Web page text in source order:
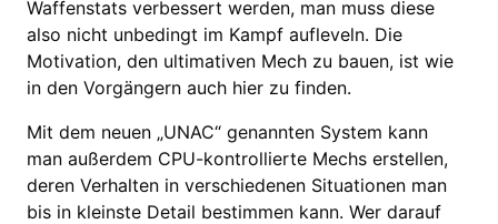
Waffenstats verbessert werden, man muss diese
also nicht unbedingt im Kampf aufleveln. Die
Motivation, den ultimativen Mech zu bauen, ist wie
in den Vorgängern auch hier zu finden.
Mit dem neuen „UNAC“ genannten System kann
man außerdem CPU-kontrollierte Mechs erstellen,
deren Verhalten in verschiedenen Situationen man
bis in kleinste Detail bestimmen kann. Wer darauf